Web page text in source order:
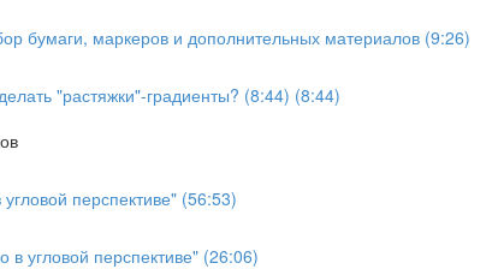
бумаги, маркеров и дополнительных материалов (9:26)
"растяжки"-градиенты? (8:44) (8:44)
перспективе" (56:53)
в угловой перспективе" (26:06)